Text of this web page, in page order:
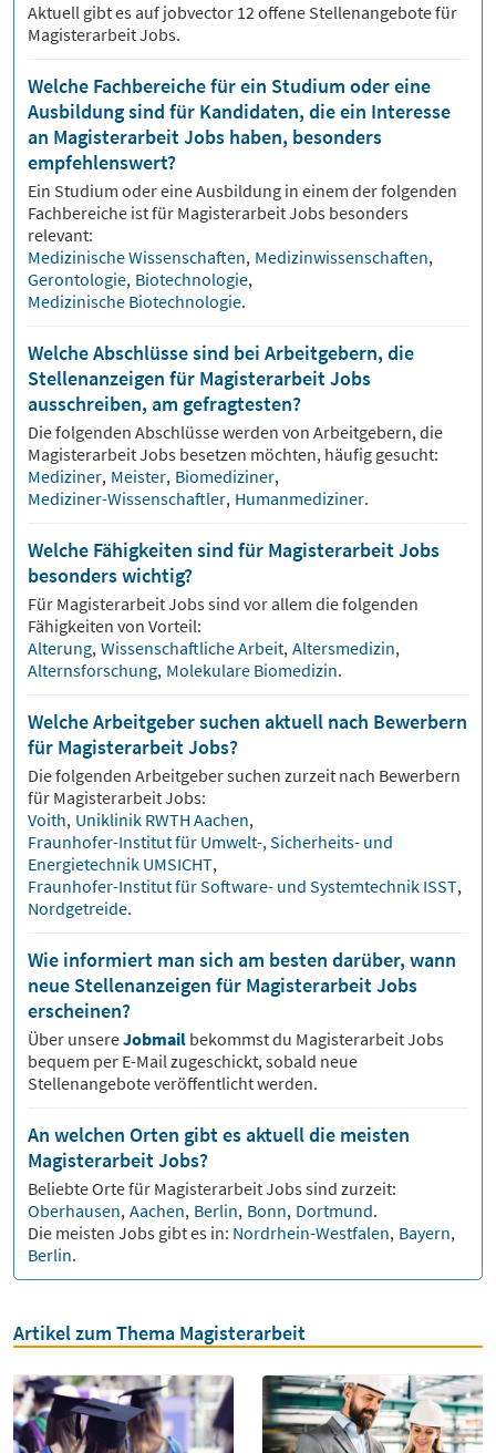
Aktuell gibt es auf jobvector 12offene Stellenangebote für
Magisterarbeit Jobs.
Welche Fachbereiche für ein Studium oder eine
Ausbildung sind für Kandidaten, die ein Interesse
an Magisterarbeit Jobs haben, besonders
empfehlenswert?
Ein Studium oder eine Ausbildung in einem der folgenden
Fachbereiche ist für MagisterarbeitJobs besonders
relevant:
Medizinische Wissenschaften, Medizinwissenschaften,
Gerontologie, Biotechnologie,
Medizinische Biotechnologie.
Welche Abschlüsse sind bei Arbeitgebern, die
Stellenanzeigen für Magisterarbeit Jobs
ausschreiben, am gefragtesten?
Die folgenden Abschlüsse werden von Arbeitgebern, die
MagisterarbeitJobs besetzen möchten, häufig gesucht:
Mediziner, Meister, Biomediziner,
Mediziner-Wissenschaftler, Humanmediziner.
Welche Fähigkeiten sind für Magisterarbeit Jobs
besonders wichtig?
Für MagisterarbeitJobs sind vor allem die folgenden
Fähigkeiten von Vorteil:
Alterung, Wissenschaftliche Arbeit, Altersmedizin,
Alternsforschung, Molekulare Biomedizin.
Welche Arbeitgeber suchen aktuell nach Bewerbern
für Magisterarbeit Jobs?
Die folgenden Arbeitgeber suchen zurzeit nach Bewerbern
für MagisterarbeitJobs:
Voith, Uniklinik RWTH Aachen,
Fraunhofer-Institut für Umwelt-, Sicherheits- und
Energietechnik UMSICHT,
Fraunhofer-Institut für Software- und Systemtechnik ISST,
Nordgetreide.
Wie informiert man sich am besten darüber, wann
neue Stellenanzeigen für Magisterarbeit Jobs
erscheinen?
Über unsereJobmail bekommst du MagisterarbeitJobs
bequem per E-Mail zugeschickt, sobald neue
Stellenangebote veröffentlicht werden.
An welchen Orten gibt es aktuell die meisten
Magisterarbeit Jobs?
Beliebte Orte für MagisterarbeitJobs sind zurzeit:
Oberhausen, Aachen, Berlin, Bonn, Dortmund.
Die meisten Jobs gibt es in: Nordrhein-Westfalen, Bayern,
Berlin.
Artikel zum Thema Magisterarbeit